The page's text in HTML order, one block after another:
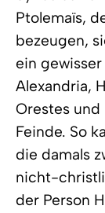
Ptolemaïs,
bezeugen,
ein
Alexandria,
Orestes
Feinde. So
die damals
nicht-
der Person